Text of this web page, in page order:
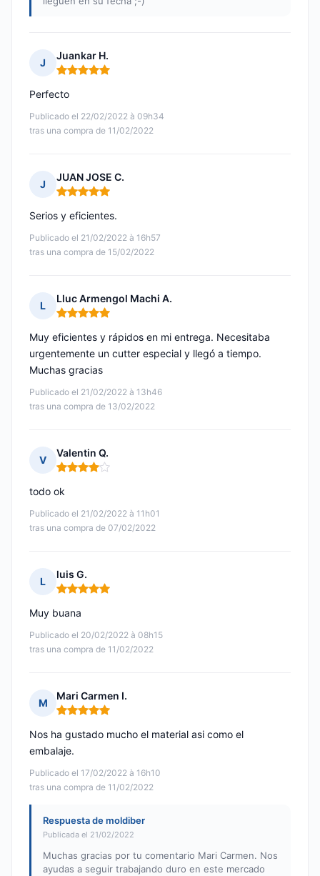
J
Juankar H.
Nota: 5 de 5
Publicado el 22/02/2022 à 09h34
tras una compra de 11/02/2022
Perfecto
J
JUAN JOSE C.
Nota: 5 de 5
Publicado el 21/02/2022 à 16h57
tras una compra de 15/02/2022
Serios y eficientes.
L
Lluc Armengol Machi A.
Nota: 5 de 5
Publicado el 21/02/2022 à 13h46
tras una compra de 13/02/2022
Muy eficientes y rápidos en mi entrega. Necesitaba
urgentemente un cutter especial y llegó a tiempo.
Muchas gracias
V
Valentin Q.
Nota: 4 de 5
Publicado el 21/02/2022 à 11h01
tras una compra de 07/02/2022
todo ok
L
luis G.
Nota: 5 de 5
Publicado el 20/02/2022 à 08h15
tras una compra de 11/02/2022
Muy buana
M
Mari Carmen I.
Nota: 5 de 5
Publicado el 17/02/2022 à 16h10
tras una compra de 11/02/2022
Nos ha gustado mucho el material asi como el
embalaje.
Respuesta de moldiber
Publicada el 21/02/2022
Muchas gracias por tu comentario Mari Carmen. Nos
ayudas a seguir trabajando duro en este mercado